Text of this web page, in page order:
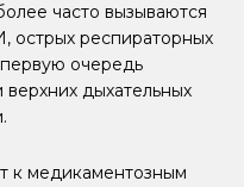
часто вызываются
острых респираторных
очередь
дыхательных
к медикаментозным